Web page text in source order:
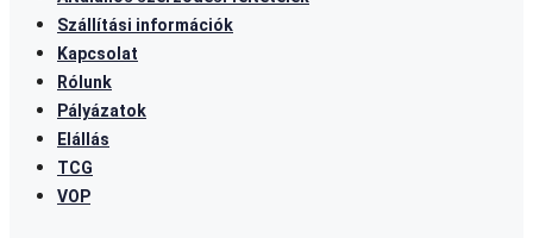
Szállítási információk
Kapcsolat
Rólunk
Pályázatok
Elállás
TCG
VOP